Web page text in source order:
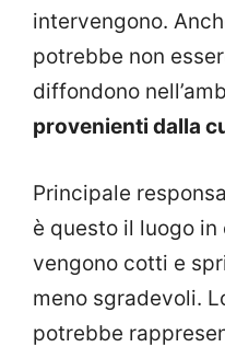
intervengono.
potrebbe non
diffondono
provenienti dalla
Principale
è questo il luogo
vengono cotti e
meno sgradevoli.
potrebbe